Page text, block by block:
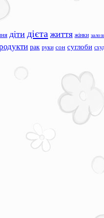
діти дієта життя жінки
рак руки сон суглоби